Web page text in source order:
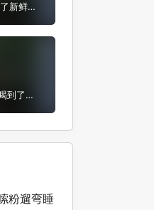
粉遛弯睡